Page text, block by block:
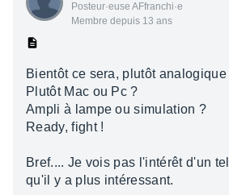
Posteur·euse AFfranchi·e
Membre depuis 13 ans
Bientôt ce sera, plutôt
Plutôt Mac ou Pc ?
Ampli à lampe ou simulation ?
Ready, fight !
Bref.... Je vois pas l'intérêt d'un
qu'il y a plus intéressant.